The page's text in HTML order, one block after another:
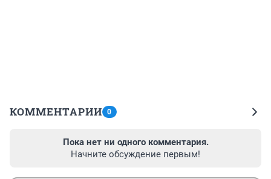
КОММЕНТАРИИ 0
Пока нет ни одного комментария.
Начните обсуждение первым!